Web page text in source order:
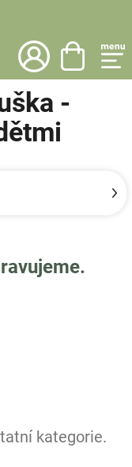
CESTOVÁNÍ S DĚTMI
-
kategorie.